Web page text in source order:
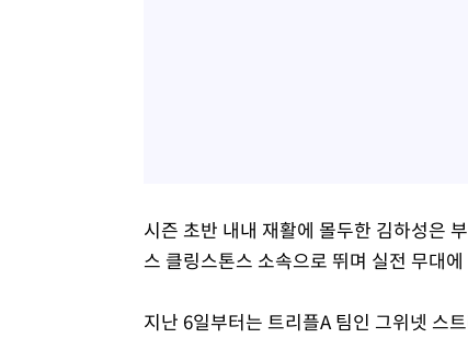
시즌 초반 내내 재활에 몰두한 김하성은
스 클링스톤스 소속으로 뛰며 실전 무대
지난 6일부터는 트리플A 팀인 그위넷 스